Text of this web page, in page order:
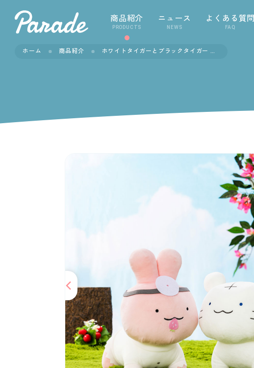
商品紹介
PRODUCTS
ニュース
NEWS
よくある質問
FAQ
ホーム 商品紹介 ホワイトタイガーとブラックタイガー 野生化BIGぬいぐるみ